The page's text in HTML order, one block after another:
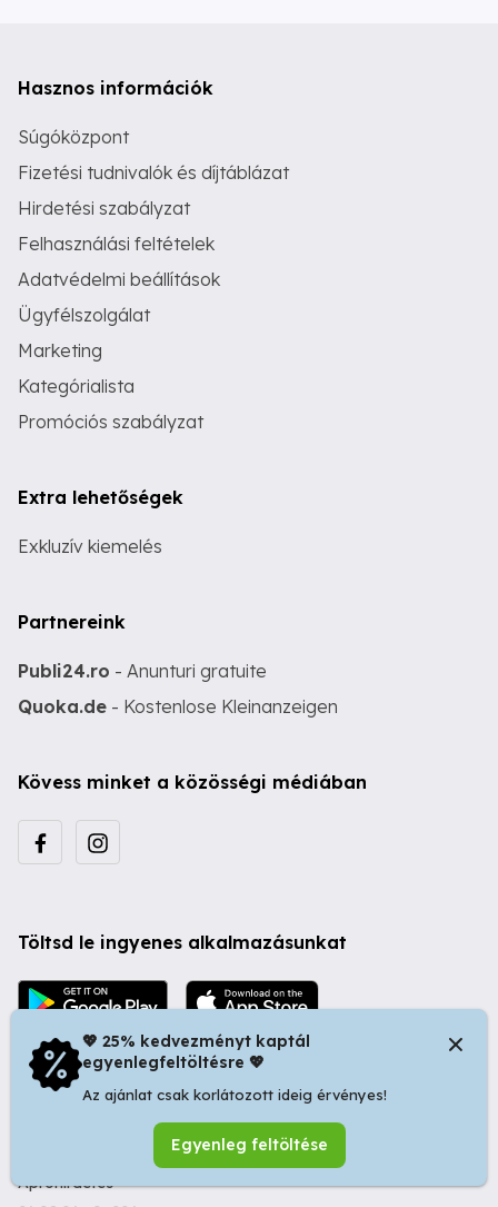
Hasznos információk
Súgóközpont
Fizetési tudnivalók és díjtáblázat
Hirdetési szabályzat
Felhasználási feltételek
Adatvédelmi beállítások
Ügyfélszolgálat
Marketing
Kategórialista
Promóciós szabályzat
Extra lehetőségek
Exkluzív kiemelés
Partnereink
Publi24.ro - Anunturi gratuite
Quoka.de - Kostenlose Kleinanzeigen
Kövess minket a közösségi médiában
Töltsd le ingyenes alkalmazásunkat
© 2026 Startapró S.R.L. | Bulevardul Dacia nr 34, Oradea
410346, Romania | Tax ID: RO44483373 -
Ingyenes
Apróhirdetés
💖 25% kedvezményt kaptál
egyenlegfeltöltésre 💖
Az ajánlat csak korlátozott ideig érvényes!
Egyenleg feltöltése